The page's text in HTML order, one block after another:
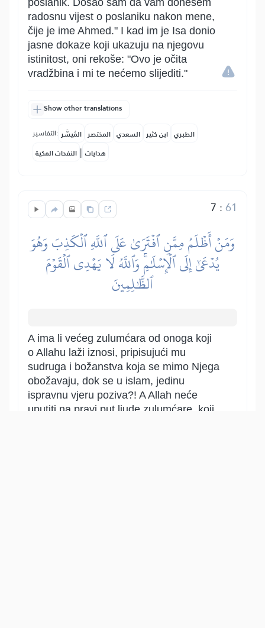
poslanik. Došao sam da vam donesem
radosnu vijest o poslaniku nakon mene,
čije je ime Ahmed." I kad im je Isa donio
jasne dokaze koji ukazuju na njegovu
istinitost, oni rekoše: "Ovo je očita
vradžbina i mi te nećemo slijediti."
Show other translations
التفاسير: المُيسَّر المختصر السعدي ابن كثير الطبري
النفحات المكية | هدايات
7 :61
وَمَنۡ أَظۡلَمُ مِمَّنِ ٱفۡتَرَىٰ عَلَى ٱللَّهِ ٱلۡكَذِبَ وَهُوَ
يُدۡعَىٰٓ إِلَى ٱلۡإِسۡلَٰمِۚ وَٱللَّهُ لَا يَهۡدِي ٱلۡقَوۡمَ
ٱلظَّٰلِمِينَ
A ima li većeg zulumćara od onoga koji
o Allahu laži iznosi, pripisujući mu
sudruga i božanstva koja se mimo Njega
obožavaju, dok se u islam, jedinu
ispravnu vjeru poziva?! A Allah neće
uputiti na pravi put ljude zulumćare, koji